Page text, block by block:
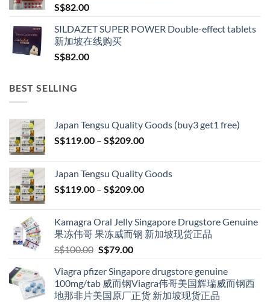
S$82.00
SILDAZET SUPER POWER Double-effect tablets
新加坡在线购买
S$82.00
BEST SELLING
Japan Tengsu Quality Goods (buy3 get1 free)
S$119.00 – S$209.00Price
through
S$209.00
Japan Tengsu Quality Goods
S$119.00 – S$209.00Price
through
S$209.00
Kamagra Oral Jelly Singapore Drugstore Genuine
果冻伟哥 果冻威而钢 新加坡现货正品
S$100.00 Original
was:
S$100.00.
S$79.00Current
is:
S$79.00.
Viagra pfizer Singapore drugstore genuine
100mg/tab 威而钢Viagra伟哥美国辉瑞威而钢西
地那非片美国原厂正货 新加坡现货正品